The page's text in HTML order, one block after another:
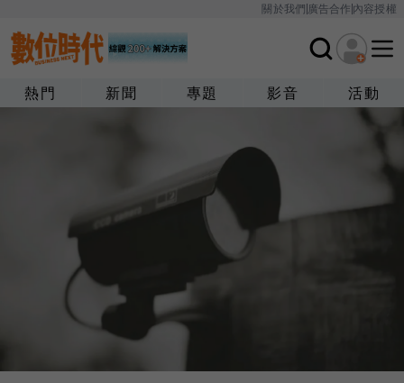
關於我們廣告合作內容授權
熱門 新聞 專題 影音 活動